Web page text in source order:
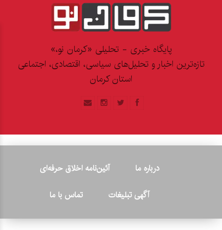
پایگاه خبری - تحلیلی «کرمان نو،»
تازه‌ترین اخبار و تحلیل‌های سیاسی، اقتصادی، اجتماعی
استان کرمان
درباره ما
آئین‌نامه اخلاق حرفه‌ای
آگهی تبلیغات
تماس با ما